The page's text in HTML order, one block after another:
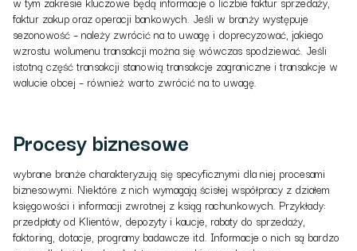
faktur zakup oraz operacji bankowych. Jeśli w branży występuje
sezonowość – należy zwrócić na to uwagę i doprecyzować, jakiego
wzrostu wolumenu transakcji można się wówczas spodziewać. Jeśli
istotną część transakcji stanowią transakcje zagraniczne i transakcje w
walucie obcej – również warto zwrócić na to uwagę.
Procesy biznesowe
wybrane branże charakteryzują się specyficznymi dla niej procesami
biznesowymi. Niektóre z nich wymagają ścisłej współpracy z działem
księgowości i informacji zwrotnej z ksiąg rachunkowych. Przykłady:
przedpłaty od Klientów, depozyty i kaucje, rabaty do sprzedaży,
faktoring, dotacje, programy badawcze itd. Informacje o nich są bardzo